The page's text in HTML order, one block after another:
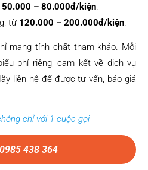
50.000 – 80.000đ/kiện.
từ 120.000 – 200.000đ/kiện.
mang tính chất tham khảo. Mỗi
phí riêng, cam kết về dịch vụ
liên hệ để được tư vấn, báo giá
chỉ với 1 cuộc gọi
438 364